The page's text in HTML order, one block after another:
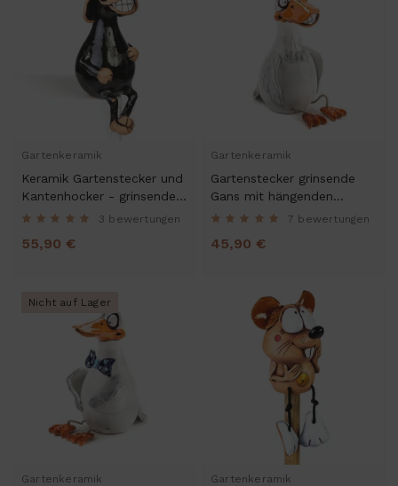
Gartenkeramik
Keramik Gartenstecker und
Kantenhocker - grinsender
Hund - Gartendeko3 bewertungen
55,90 €
Gartenkeramik
Gartenstecker grinsende
Gans mit hängenden
Beinen (18_2)7 bewertungen
45,90 €
Gartenkeramik
Nicht auf Lager
Gartenkeramik